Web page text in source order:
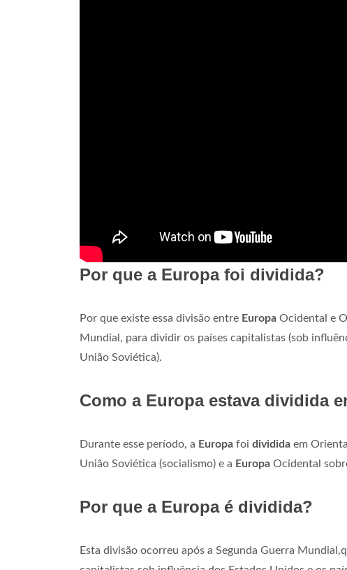
Por que a Europa foi dividida?
Por que existe essa divisão entre Europa Ocidental e
Mundial, para dividir os países capitalistas (sob
União Soviética).
Como a Europa estava dividida
Durante esse período, a Europa foi dividida em
União Soviética (socialismo) e a Europa Ocidental
Por que a Europa é dividida?
Esta divisão ocorreu após a Segunda Guerra